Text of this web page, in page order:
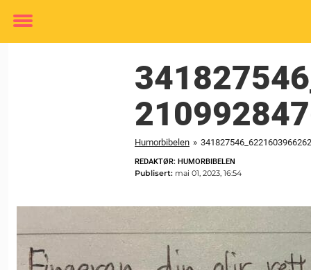
Toggle
Humorbibelen »
REDAKTØR: HUMORBIBELEN
Publisert: mai 01, 2023, 16:54